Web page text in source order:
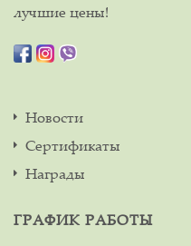
лучшие цены!
Новости
Сертификаты
Награды
ГРАФИК РАБОТЫ